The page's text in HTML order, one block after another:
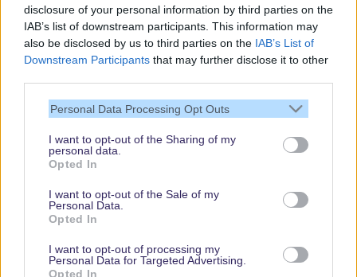
disclosure of your personal information by third parties on the
IAB’s list of downstream participants. This information may
also be disclosed by us to third parties on the IAB’s List of
Downstream Participants that may further disclose it to other
Personal Data Processing Opt Outs
I want to opt-out of the Sharing of my
personal data.
Opted In
I want to opt-out of the Sale of my
Personal Data.
Opted In
I want to opt-out of processing my
Personal Data for Targeted Advertising.
Opted In
Vielen Dank,
dass Du unsere
Seite liest.
Schau regelmäßig
Disneyland Paris & Walt Disney World und ist unabhängig von "The Walt
Disney Company", "EuroDisney S.C.A." oder deren Tochter- sowie
Partnerunternehmen.